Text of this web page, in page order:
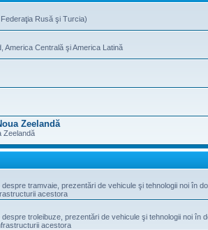
Rusă şi Turcia)
America Centrală şi America Latină
Zeelandă
Zeelandă
despre tramvaie, prezentări de vehicule şi tehnologii noi în
acestora
despre troleibuze, prezentări de vehicule şi tehnologii noi în
acestora